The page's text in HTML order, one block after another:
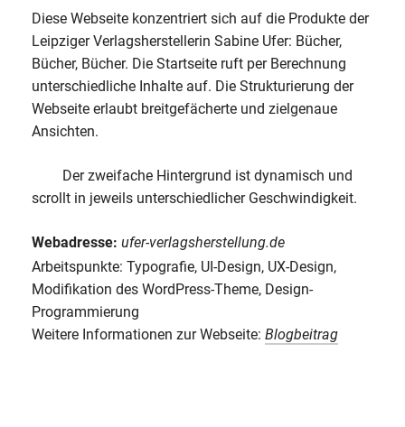
Diese Webseite konzentriert sich auf die Produkte der
Leipziger Verlagsherstellerin Sabine Ufer: Bücher,
Bücher, Bücher. Die Startseite ruft per Berechnung
unterschiedliche Inhalte auf. Die Strukturierung der
Webseite erlaubt breitgefächerte und zielgenaue
Ansichten.
Der zweifache Hintergrund ist dynamisch und
scrollt in jeweils unterschiedlicher Geschwindigkeit.
Webadresse: ufer-verlagsherstellung.de
Arbeitspunkte: Typografie, UI-Design, UX-Design,
Modifikation des WordPress-Theme, Design-
Programmierung
Weitere Informationen zur Webseite:Blogbeitrag